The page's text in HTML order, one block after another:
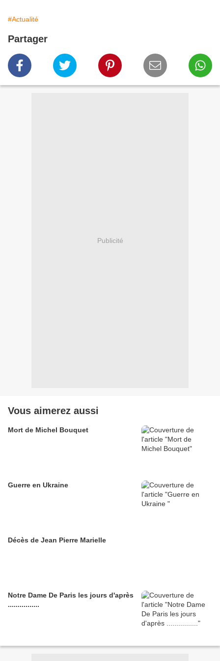
#Actualité
Partager
Publicité
Vous aimerez aussi
Mort de Michel Bouquet
Guerre en Ukraine
Décès de Jean Pierre Marielle
Notre Dame De Paris les jours d'après
................